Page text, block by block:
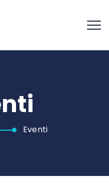
Eventi